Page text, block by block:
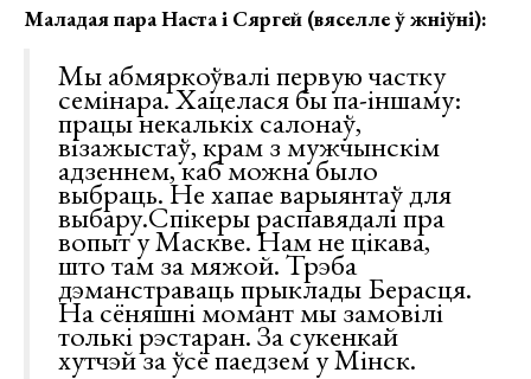
Маладая пара Наста і Сяргей (вяселле ў жніўні):
Мы абмяркоўвалі первую частку
семінара. Хацелася бы па-іншаму:
працы некалькіх салонаў,
візажыстаў, крам з мужчынскім
адзеннем, каб можна было
выбраць. Не хапае варыянтаў для
выбару.Спікеры распавядалі пра
вопыт у Маскве. Нам не цікава,
што там за мяжой. Трэба
дэманстраваць прыклады Берасця.
На сёняшні момант мы замовілі
толькі рэстаран. За сукенкай
хутчэй за ўсё паедзем у Мінск.